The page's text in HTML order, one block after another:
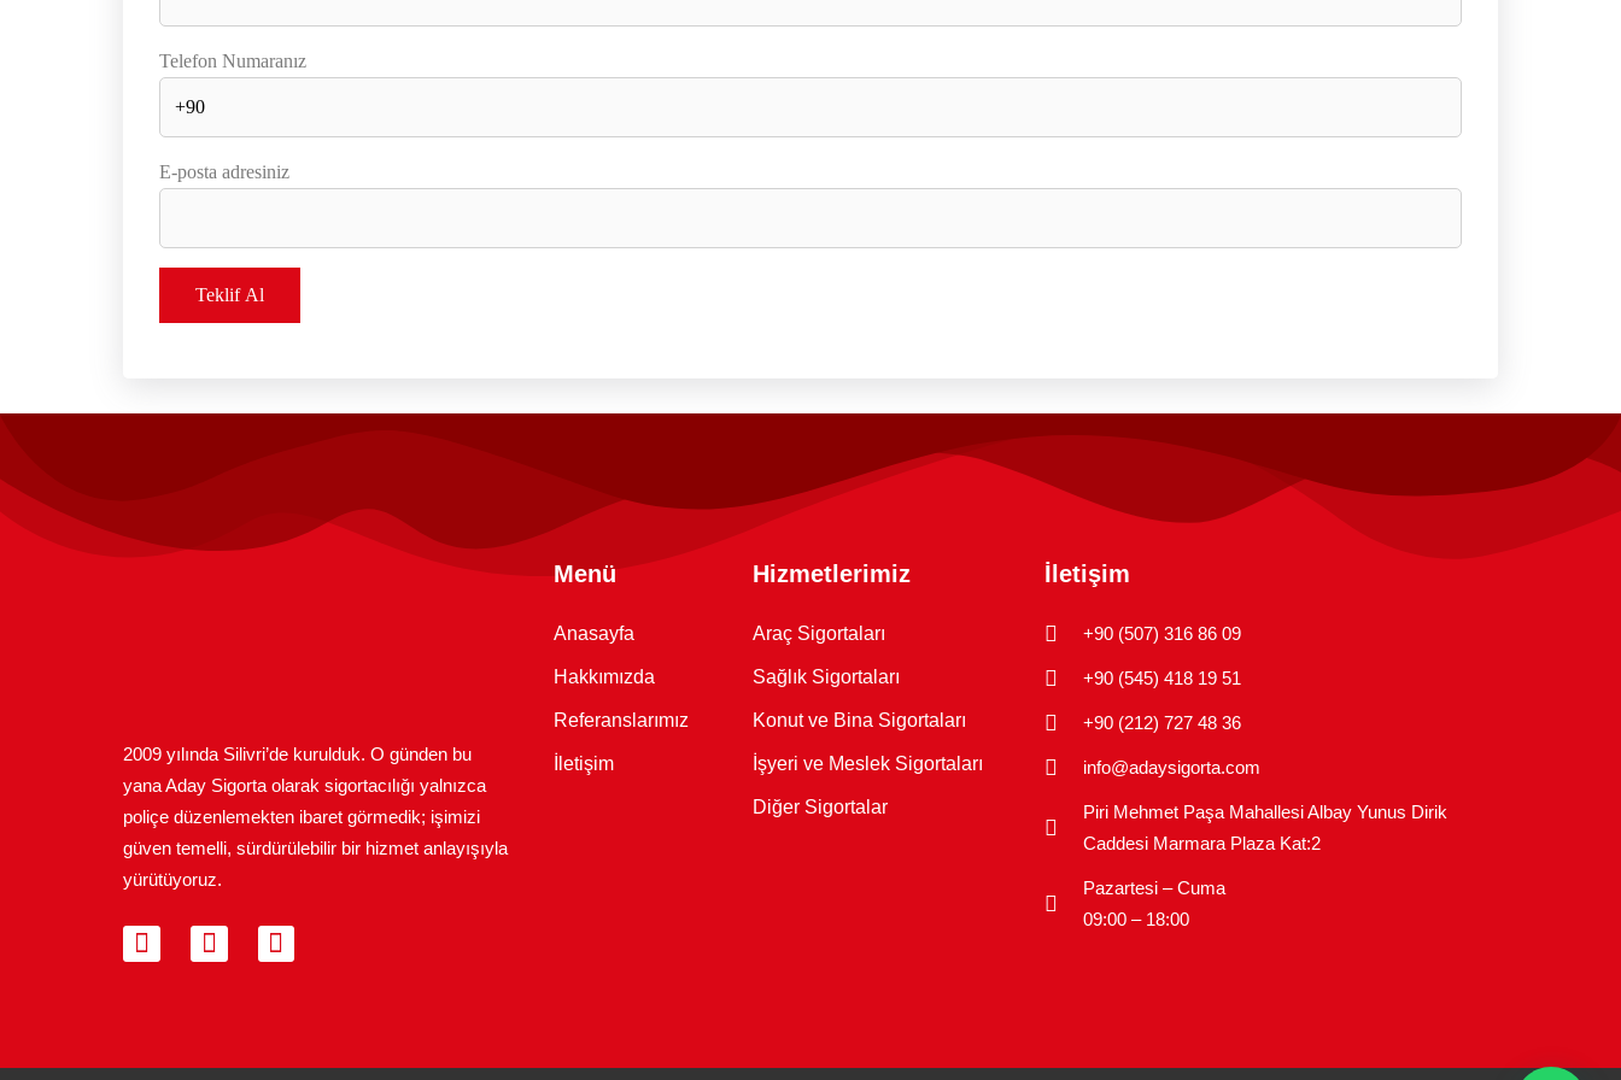
Telefon Numaranız
E-posta adresiniz
2009 yılında Silivri’de kurulduk. O günden bu
yana Aday Sigorta olarak sigortacılığı yalnızca
poliçe düzenlemekten ibaret görmedik; işimizi
güven temelli, sürdürülebilir bir hizmet anlayışıyla
yürütüyoruz.
I
n
F
a
L
i
Menü
Anasayfa
Hakkımızda
Referanslarımız
İletişim
Hizmetlerimiz
Araç Sigortaları
Sağlık Sigortaları
Konut ve Bina Sigortaları
İşyeri ve Meslek Sigortaları
Diğer Sigortalar
İletişim
+90 (507) 316 86 09
+90 (545) 418 19 51
+90 (212) 727 48 36
info@adaysigorta.com
Piri Mehmet Paşa Mahallesi Albay Yunus Dirik
Caddesi Marmara Plaza Kat:2
Pazartesi – Cuma
09:00 – 18:00